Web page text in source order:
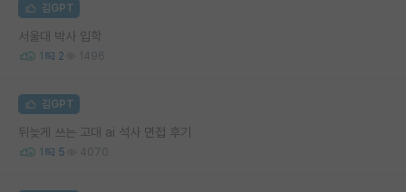
김GPT
서울대 박사 입학
1 2 1496
김GPT
뒤늦게 쓰는 고대 ai 석사 면접 후기
1 5 4070